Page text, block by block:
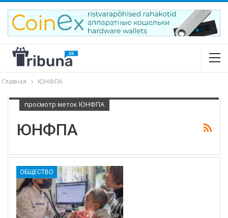
Главная ЮНФПА
просмотр меток ЮНФПА
ЮНФПА
ОБЩЕСТВО